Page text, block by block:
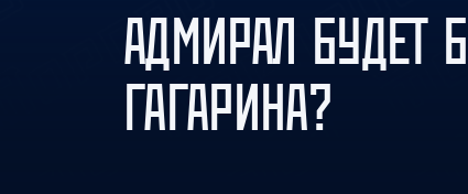
АДМИРАЛ БУДЕТ
ГАГАРИНА?